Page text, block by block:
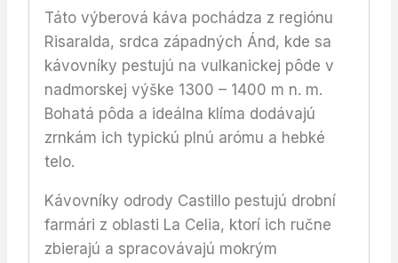
Táto výberová káva pochádza z regiónu
Risaralda, srdca západných Ánd, kde sa
kávovníky pestujú na vulkanickej pôde v
nadmorskej výške 1300 – 1400 m n. m.
Bohatá pôda a ideálna klíma dodávajú
zrnkám ich typickú plnú arómu a hebké
telo.
Kávovníky odrody Castillo pestujú drobní
farmári z oblasti La Celia, ktorí ich ručne
zbierajú a spracovávajú mokrým